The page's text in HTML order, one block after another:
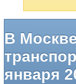
В
января